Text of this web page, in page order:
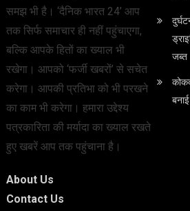
समझ भी है। ‘दैनिक भारत 24’ आप
तक सिर्फ समाचार ही नहीं पहुंचाएगा,
बल्कि आपके हितों का ख्याल भी
रखेगा। आपको ‘फर्जी खबरों’ से सचेत
करेगा। आपकी प्रतिभा को भी परखने
का काम भी करेगा। हमारा उद्देश्य
पत्रकारिता की मर्यादा का ख्याल रखते
हुए खबरें आप तक पहुंचाना है।
About Us
Contact Us
जब्त